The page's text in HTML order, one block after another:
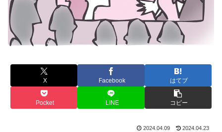
X Facebook はてブ
Pocket LINE コピー
2024.04.09 2024.04.23